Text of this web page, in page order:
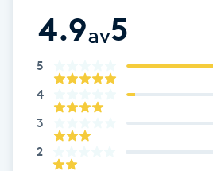
Friskvård
Friskvårdsmassage
Funktionsanalys
4.9av5
5
4
3
2